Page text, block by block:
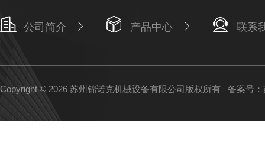
公司简介 产品中心 联系
Copyright © 2026 苏州锦诺克机械设备有限公司版权所有 备案号：